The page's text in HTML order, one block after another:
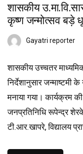
शासकीय
कृष्ण जन्मोत्सव बड़े
Gayatri reporter
शासकीय उच्चतर
निर्देशानुसार जन्माष्टमी
मनाया गया। कार्यक्रम
जनप्रतिनिधि रूपेन्द्र
टी.आर.खापरे, विद्यालय